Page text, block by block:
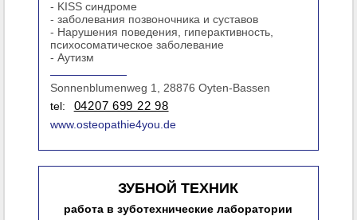
- KISS синдроме
- заболевания позвоночника и суставов
- Нарушения поведения, гиперактивность,
психосоматическое заболевание
- Аутизм
Sonnenblumenweg 1, 28876 Oyten-Bassen
tel:
04207 699 22 98
www.osteopathie4you.de
ЗУБНОЙ ТЕХНИК
работа в зуботехнические лаборатории